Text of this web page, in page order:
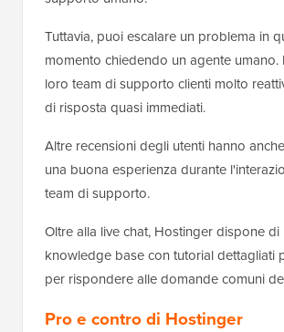
Tuttavia, puoi escalare un problema in
momento chiedendo un agente
loro team di supporto clienti molto
di risposta quasi immediati.
Altre recensioni degli utenti hanno
una buona esperienza durante
team di supporto.
Oltre alla live chat, Hostinger dispone di
knowledge base con tutorial dettagliati
per rispondere alle domande comuni
Pro e contro di Hostinger